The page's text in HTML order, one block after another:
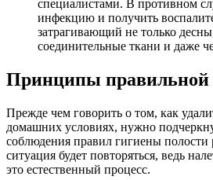
специалистами. В противном
инфекцию и получить
затрагивающий не только
соединительные ткани и даже
Принципы правильной
Прежде чем говорить о том, как
домашних условиях, нужно
соблюдения правил гигиены полости
ситуация будет повторяться, ведь
это естественный процесс.